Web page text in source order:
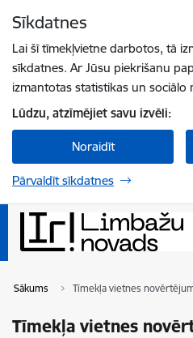
Sīkdatnes
Lai šī tīmekļvietne darbotos, tā
sīkdatnes. Ar Jūsu piekrišanu
izmantotas statistikas un sociālo
Lūdzu, atzīmējiet savu izvēli:
Noraidīt
Pārvaldīt sīkdatnes
Sākums Tīmekļa vietnes
Tīmekļa vietnes